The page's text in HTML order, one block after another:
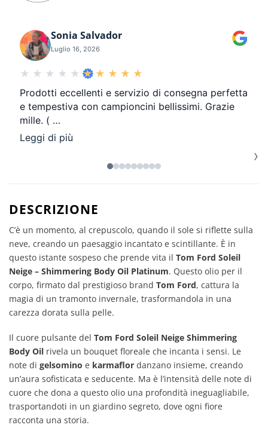
Sonia Salvador
Luglio 16, 2026
Prodotti eccellenti e servizio di consegna perfetta
e tempestiva con campioncini bellissimi. Grazie
mille. ( …
Leggi di più
›
DESCRIZIONE
C’è un momento, al crepuscolo, quando il sole si riflette sulla
neve, creando un paesaggio incantato e scintillante. È in
questo istante sospeso che prende vita il Tom Ford Soleil
Neige – Shimmering Body Oil Platinum. Questo olio per il
corpo, firmato dal prestigioso brand Tom Ford, cattura la
magia di un tramonto invernale, trasformandola in una
carezza dorata sulla pelle.
Il cuore pulsante del Tom Ford Soleil Neige Shimmering
Body Oil rivela un bouquet floreale che incanta i sensi. Le
note di gelsomino e karmaflor danzano insieme, creando
un’aura sofisticata e seducente. Ma è l’intensità delle note di
cuore che dona a questo olio una profondità ineguagliabile,
trasportandoti in un giardino segreto, dove ogni fiore
racconta una storia.